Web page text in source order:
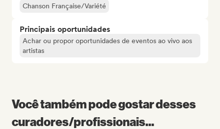
Chanson Française/Variété
Principais oportunidades
Achar ou propor oportunidades de eventos ao vivo aos
artistas
Você também pode gostar desses
curadores/profissionais...